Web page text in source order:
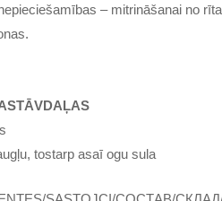
– mitrināšanai no
tostarp asaī ogu sula